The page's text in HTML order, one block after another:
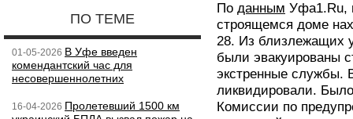
ПО ТЕМЕ
01-05-2026 В Уфе введен
комендантский час для
несовершеннолетних
16-04-2026 Пролетевший 1500 км
По данным Уфа1.Ru,
строящемся доме
28. Из близлежащих
были эвакуированы
экстренные службы.
ликвидировали.
Комиссии по